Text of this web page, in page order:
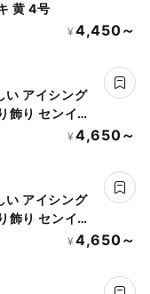
黄 4号
¥ 4,450～
い アイシング
飾り センイル
ラーは5色から
¥ 4,650～
い アイシング
飾り センイル
ラーは5色から
¥ 4,650～